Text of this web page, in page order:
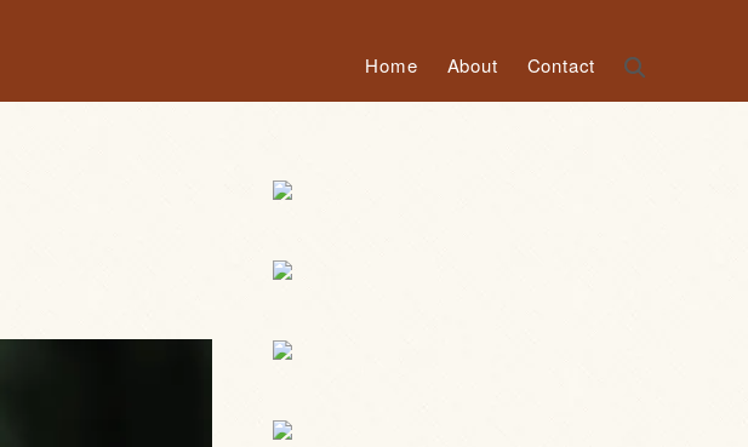
Home About Contact